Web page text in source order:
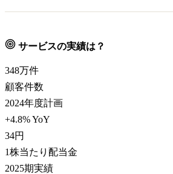
サービスの実績は？
348万件
顧客件数
2024年度計画
+4.8% YoY
34円
1株当たり配当金
2025期実績